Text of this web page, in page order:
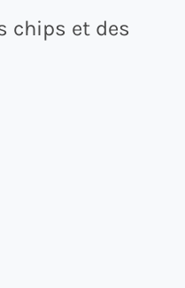
chips et des